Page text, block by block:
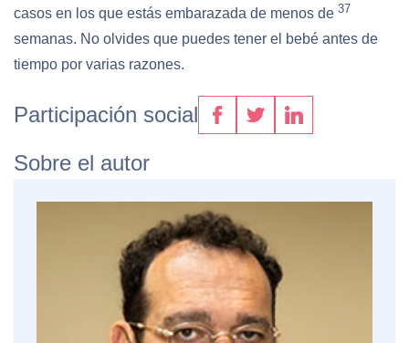
casos en los que estás embarazada de menos de 37
semanas. No olvides que puedes tener el bebé antes de
tiempo por varias razones.
Participación social
Sobre el autor